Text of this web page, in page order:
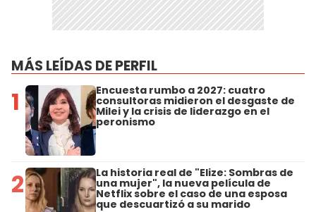
MÁS LEÍDAS DE PERFIL
1 Encuesta rumbo a 2027: cuatro
consultoras midieron el desgaste de
Milei y la crisis de liderazgo en el
peronismo
2 La historia real de "Elize: Sombras de
una mujer", la nueva película de
Netflix sobre el caso de una esposa
que descuartizó a su marido